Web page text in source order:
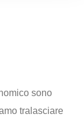
sono
tralasciare